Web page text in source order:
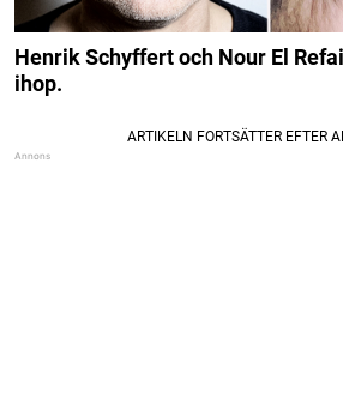
Henrik Schyffert och Nour El
ihop.